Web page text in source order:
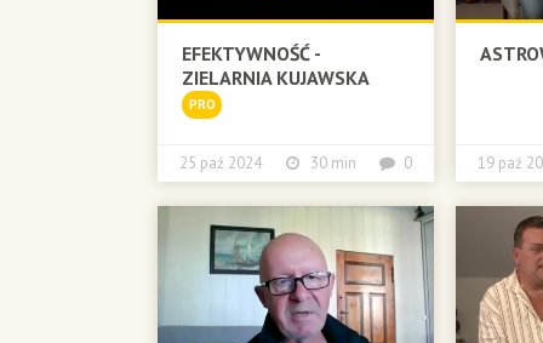
EFEKTYWNOŚĆ -
ZIELARNIA KUJAWSKA
PRO
25 paź 2024 30 min 0 19 paź